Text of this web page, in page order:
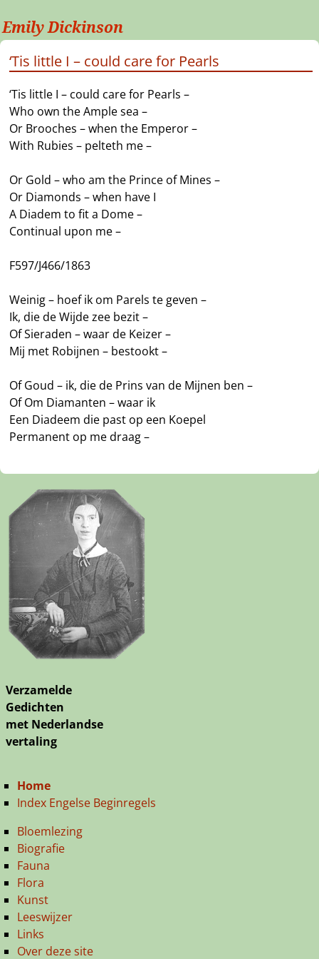
Emily Dickinson
‘Tis little I – could care for Pearls
‘Tis little I – could care for Pearls –
Who own the Ample sea –
Or Brooches – when the Emperor –
With Rubies – pelteth me –
Or Gold – who am the Prince of Mines –
Or Diamonds – when have I
A Diadem to fit a Dome –
Continual upon me –
F597/J466/1863
Weinig – hoef ik om Parels te geven –
Ik, die de Wijde zee bezit –
Of Sieraden – waar de Keizer –
Mij met Robijnen – bestookt –
Of Goud – ik, die de Prins van de Mijnen ben –
Of Om Diamanten – waar ik
Een Diadeem die past op een Koepel
Permanent op me draag –
Verzamelde
Gedichten
met Nederlandse
vertaling
Home
Index Engelse Beginregels
Bloemlezing
Biografie
Fauna
Flora
Kunst
Leeswijzer
Links
Over deze site